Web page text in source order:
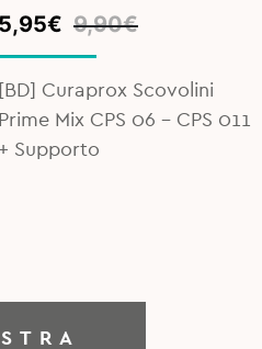
9,90€
Original
was:
9,90€.
5,95€
Current
is:
5,95€.
[BD] Curaprox Scovolini
Prime Mix CPS 06 - CPS 011
+ Supporto